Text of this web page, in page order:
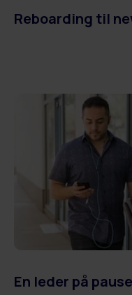
Reboarding til
En leder på